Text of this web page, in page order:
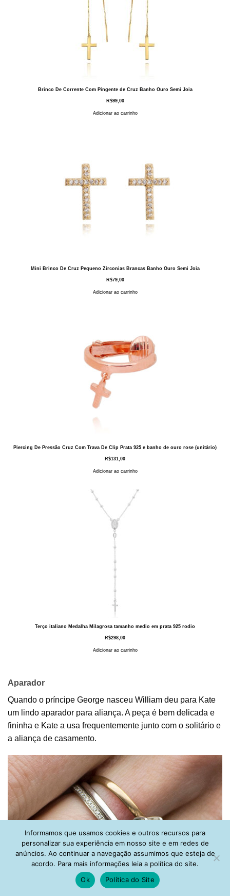
Brinco De Corrente Com Pingente de Cruz Banho Ouro Semi Joia
R$99,00
Adicionar ao carrinho
Mini Brinco De Cruz Pequeno Zirconias Brancas Banho Ouro Semi Joia
R$79,00
Adicionar ao carrinho
Piercing De Pressão Cruz Com Trava De Clip Prata 925 e banho de ouro rose (unitário)
R$131,00
Adicionar ao carrinho
Terço italiano Medalha Milagrosa tamanho medio em prata 925 rodio
R$298,00
Adicionar ao carrinho
Aparador
Quando o príncipe George nasceu William deu para Kate
um lindo aparador para aliança. A peça é bem delicada e
fininha e Kate a usa frequentemente junto com o solitário e
a aliança de casamento.
Informamos que usamos cookies e outros recursos para
personalizar sua experiência em nosso site e em redes de
anúncios. Ao continuar a navegação assumimos que esteja de
acordo. Para mais informações leia a política do site.
Ok
Política do Site